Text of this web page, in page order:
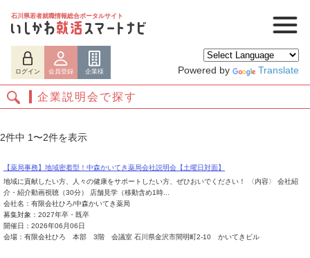
石川県若者就職情報総合ポータルサイト
ログイン 会員登録 企業様 Powered by Translate
ログイン 会員登録
企業説明会で探す
2件中 1〜2件を表示
【薬局事務】地域密着型！中森かいてき薬局会社説明会【土曜日対面】
地域に貢献したい方、人々の健康をサポートしたい方、ぜひおいでください！ 〈内容〉 会社紹
介・紹介動画視聴（30分） 店舗見学（移動含め1時...
会社名：有限会社ひろ/中森かいてき薬局
募集対象：2027年卒・既卒
開催日：2026年06月06日
会場：有限会社ひろ 本部 3階 会議室 石川県金沢市間明町2-10 かいてきビル